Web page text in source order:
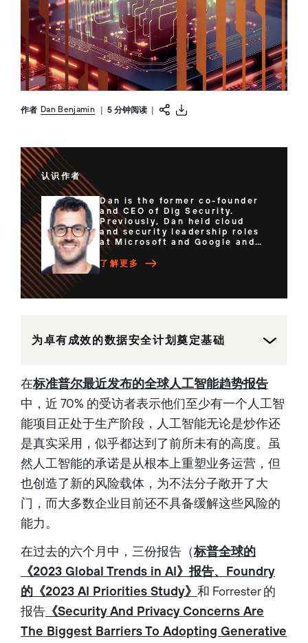
作者 Dan Benjamin | 5 分钟阅读|
认识作者
Dan is the former co-founder
and CEO of Dig Security.
Previously, Dan held cloud
and security leadership roles
at Microsoft and Google and
co-founded 2 successful
startups (IdMlogic, eRated).
了解更多
为卓有成效的数据安全计划奠定基础
在标准普尔最近发布的全球人工智能趋势报告
中，近 70% 的受访者表示他们至少有一个人工智
能项目正处于生产阶段，人工智能无论是炒作还
是真实采用，似乎都达到了前所未有的高度。虽
然人工智能的承诺是从根本上重塑业务运营，但
也创造了新的风险载体，为不法分子敞开了大
门，而大多数企业目前还不具备缓解这些风险的
能力。
在过去的六个月中，三份报告（标普全球的
《2023 Global Trends in AI》报告、Foundry
的《2023 AI Priorities Study》 和 Forrester 的
报告 《Security And Privacy Concerns Are
The Biggest Barriers To Adopting Generative